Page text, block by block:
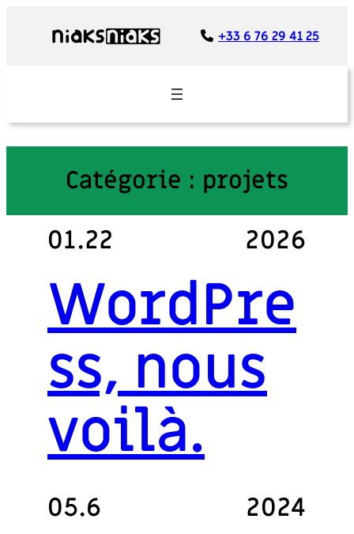
+33 6 76 29 41 25
Catégorie : projets
01.22 2026
WordPre
ss, nous
voilà.
05.6 2024